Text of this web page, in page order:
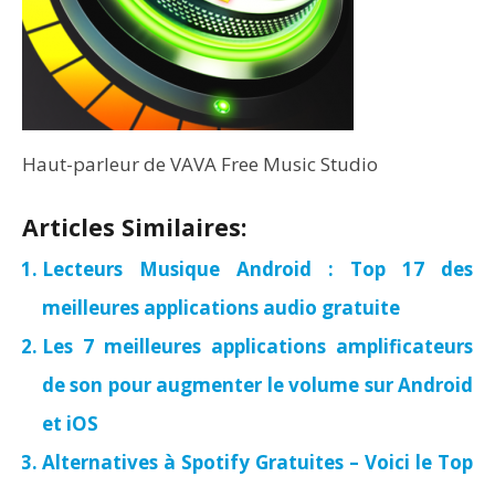
Haut-parleur de VAVA Free Music Studio
Articles Similaires:
Lecteurs Musique Android : Top 17 des
meilleures applications audio gratuite
Les 7 meilleures applications amplificateurs
de son pour augmenter le volume sur Android
et iOS
Alternatives à Spotify Gratuites – Voici le Top